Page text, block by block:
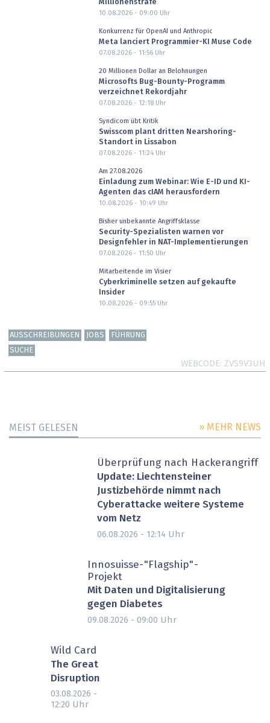
Millionenstrafe
10.08.2026 - 09:00 Uhr
Konkurrenz für OpenAI und Anthropic
Meta lanciert Programmier-KI Muse Code
07.08.2026 - 11:56Uhr
20 Millionen Dollar an Belohnungen
Microsofts Bug-Bounty-Programm
verzeichnet Rekordjahr
07.08.2026 - 12:18Uhr
Syndicom übt Kritik
Swisscom plant dritten Nearshoring-
Standort in Lissabon
07.08.2026 - 11:24Uhr
Am 27.08.2026
Einladung zum Webinar: Wie E-ID und KI-
Agenten das cIAM herausfordern
10.08.2026 - 10:49 Uhr
Bisher unbekannte Angriffsklasse
Security-Spezialisten warnen vor
Designfehler in NAT-Implementierungen
07.08.2026 - 11:50 Uhr
Mitarbeitende im Visier
Cyberkriminelle setzen auf gekaufte
Insider
10.08.2026 - 09:55Uhr
AUSSCHREIBUNGEN JOBS
FÜHRUNG
SUCHE
WEBCODE ZVS9V3UH
MEIST GELESEN » MEHR NEWS
Überprüfung nach Hackerangriff
Update: Liechtensteiner
Justizbehörde nimmt nach
Cyberattacke weitere Systeme
vom Netz
06.08.2026 - 12:14 Uhr
Innosuisse-"Flagship"-
Projekt
Mit Daten und Digitalisierung
gegen Diabetes
09.08.2026 - 09:00 Uhr
Wild Card
The Great
Disruption
03.08.2026 -
12:20 Uhr